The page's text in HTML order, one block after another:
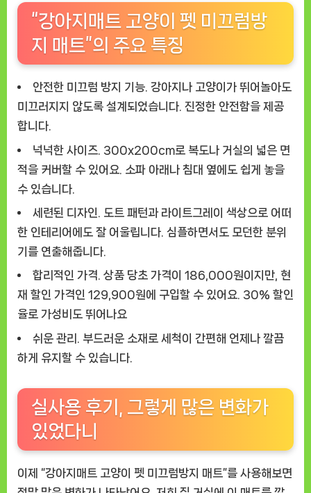
“강아지매트 고양이 펫 미끄럼방
지 매트”의 주요 특징
안전한 미끄럼 방지 기능. 강아지나 고양이가 뛰어놀아도
미끄러지지 않도록 설계되었습니다. 진정한 안전함을 제공
합니다.
넉넉한 사이즈. 300x200cm로 복도나 거실의 넓은 면
적을 커버할 수 있어요. 소파 아래나 침대 옆에도 쉽게 놓을
수 있습니다.
세련된 디자인.
도트 패턴과 라이트그레이 색상으로 어떠
한 인테리어에도 잘 어울립니다. 심플하면서도 모던한 분위
기를 연출해줍니다.
합리적인 가격. 상품 당초 가격이 186,000원이지만, 현
재 할인 가격인 129,900원에 구입할 수 있어요. 30% 할인
율로 가성비도 뛰어나요
쉬운 관리.
부드러운 소재로 세척이 간편해 언제나 깔끔
하게 유지할 수 있습니다.
실사용 후기, 그렇게 많은 변화가
있었다니
이제 “강아지매트 고양이 펫 미끄럼방지 매트”를 사용해보면